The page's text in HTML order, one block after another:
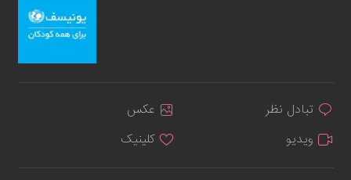
تبادل نظر
عکس
ویدیو
کلینیک